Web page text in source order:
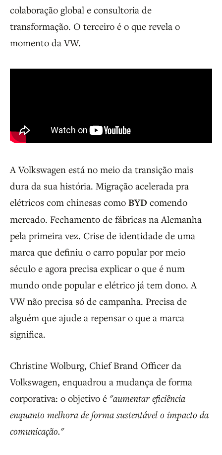
colaboração global e consultoria de
transformação. O terceiro é o que revela o
momento da VW.
A Volkswagen está no meio da transição mais
dura da sua história. Migração acelerada pra
elétricos com chinesas como BYD comendo
mercado. Fechamento de fábricas na Alemanha
pela primeira vez. Crise de identidade de uma
marca que definiu o carro popular por meio
século e agora precisa explicar o que é num
mundo onde popular e elétrico já tem dono. A
VW não precisa só de campanha. Precisa de
alguém que ajude a repensar o que a marca
significa.
Christine Wolburg, Chief Brand Officer da
Volkswagen, enquadrou a mudança de forma
corporativa: o objetivo é "aumentar eficiência
enquanto melhora de forma sustentável o impacto da
comunicação."